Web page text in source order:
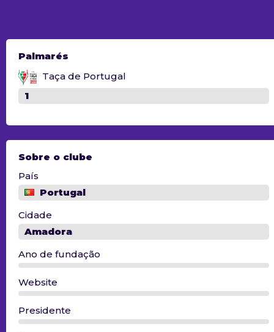
Palmarés
Taça de Portugal
1
Sobre o clube
País
Portugal
Cidade
Amadora
Ano de fundação
Website
Presidente